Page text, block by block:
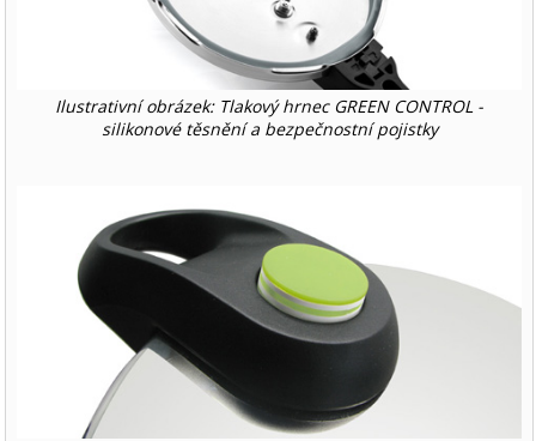
Ilustrativní obrázek: Tlakový hrnec GREEN CONTROL -
silikonové těsnění a bezpečnostní pojistky